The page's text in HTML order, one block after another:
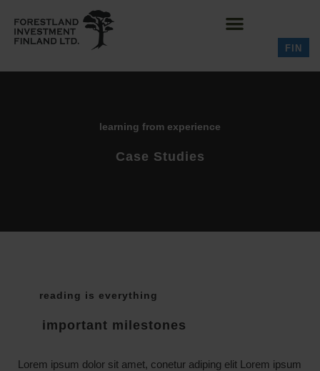
FIN
learning from experience
Case Studies
reading is everything
important milestones
Lorem ipsum dolor sit amet, conetur adiping elit Lorem ipsum